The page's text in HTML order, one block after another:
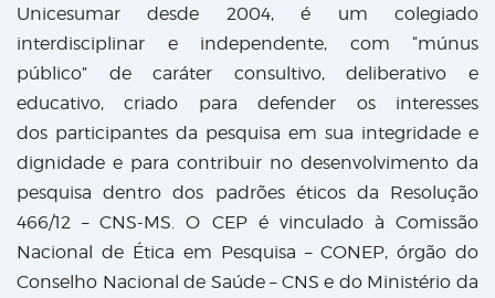
Unicesumar desde 2004, é um colegiado
interdisciplinar e independente, com “múnus
público” de caráter consultivo, deliberativo e
educativo, criado para defender os interesses
dos participantes da pesquisa em sua integridade e
dignidade e para contribuir no desenvolvimento da
pesquisa dentro dos padrões éticos da Resolução
466/12 – CNS-MS. O CEP é vinculado à Comissão
Nacional de Ética em Pesquisa – CONEP, órgão do
Conselho Nacional de Saúde – CNS e do Ministério da